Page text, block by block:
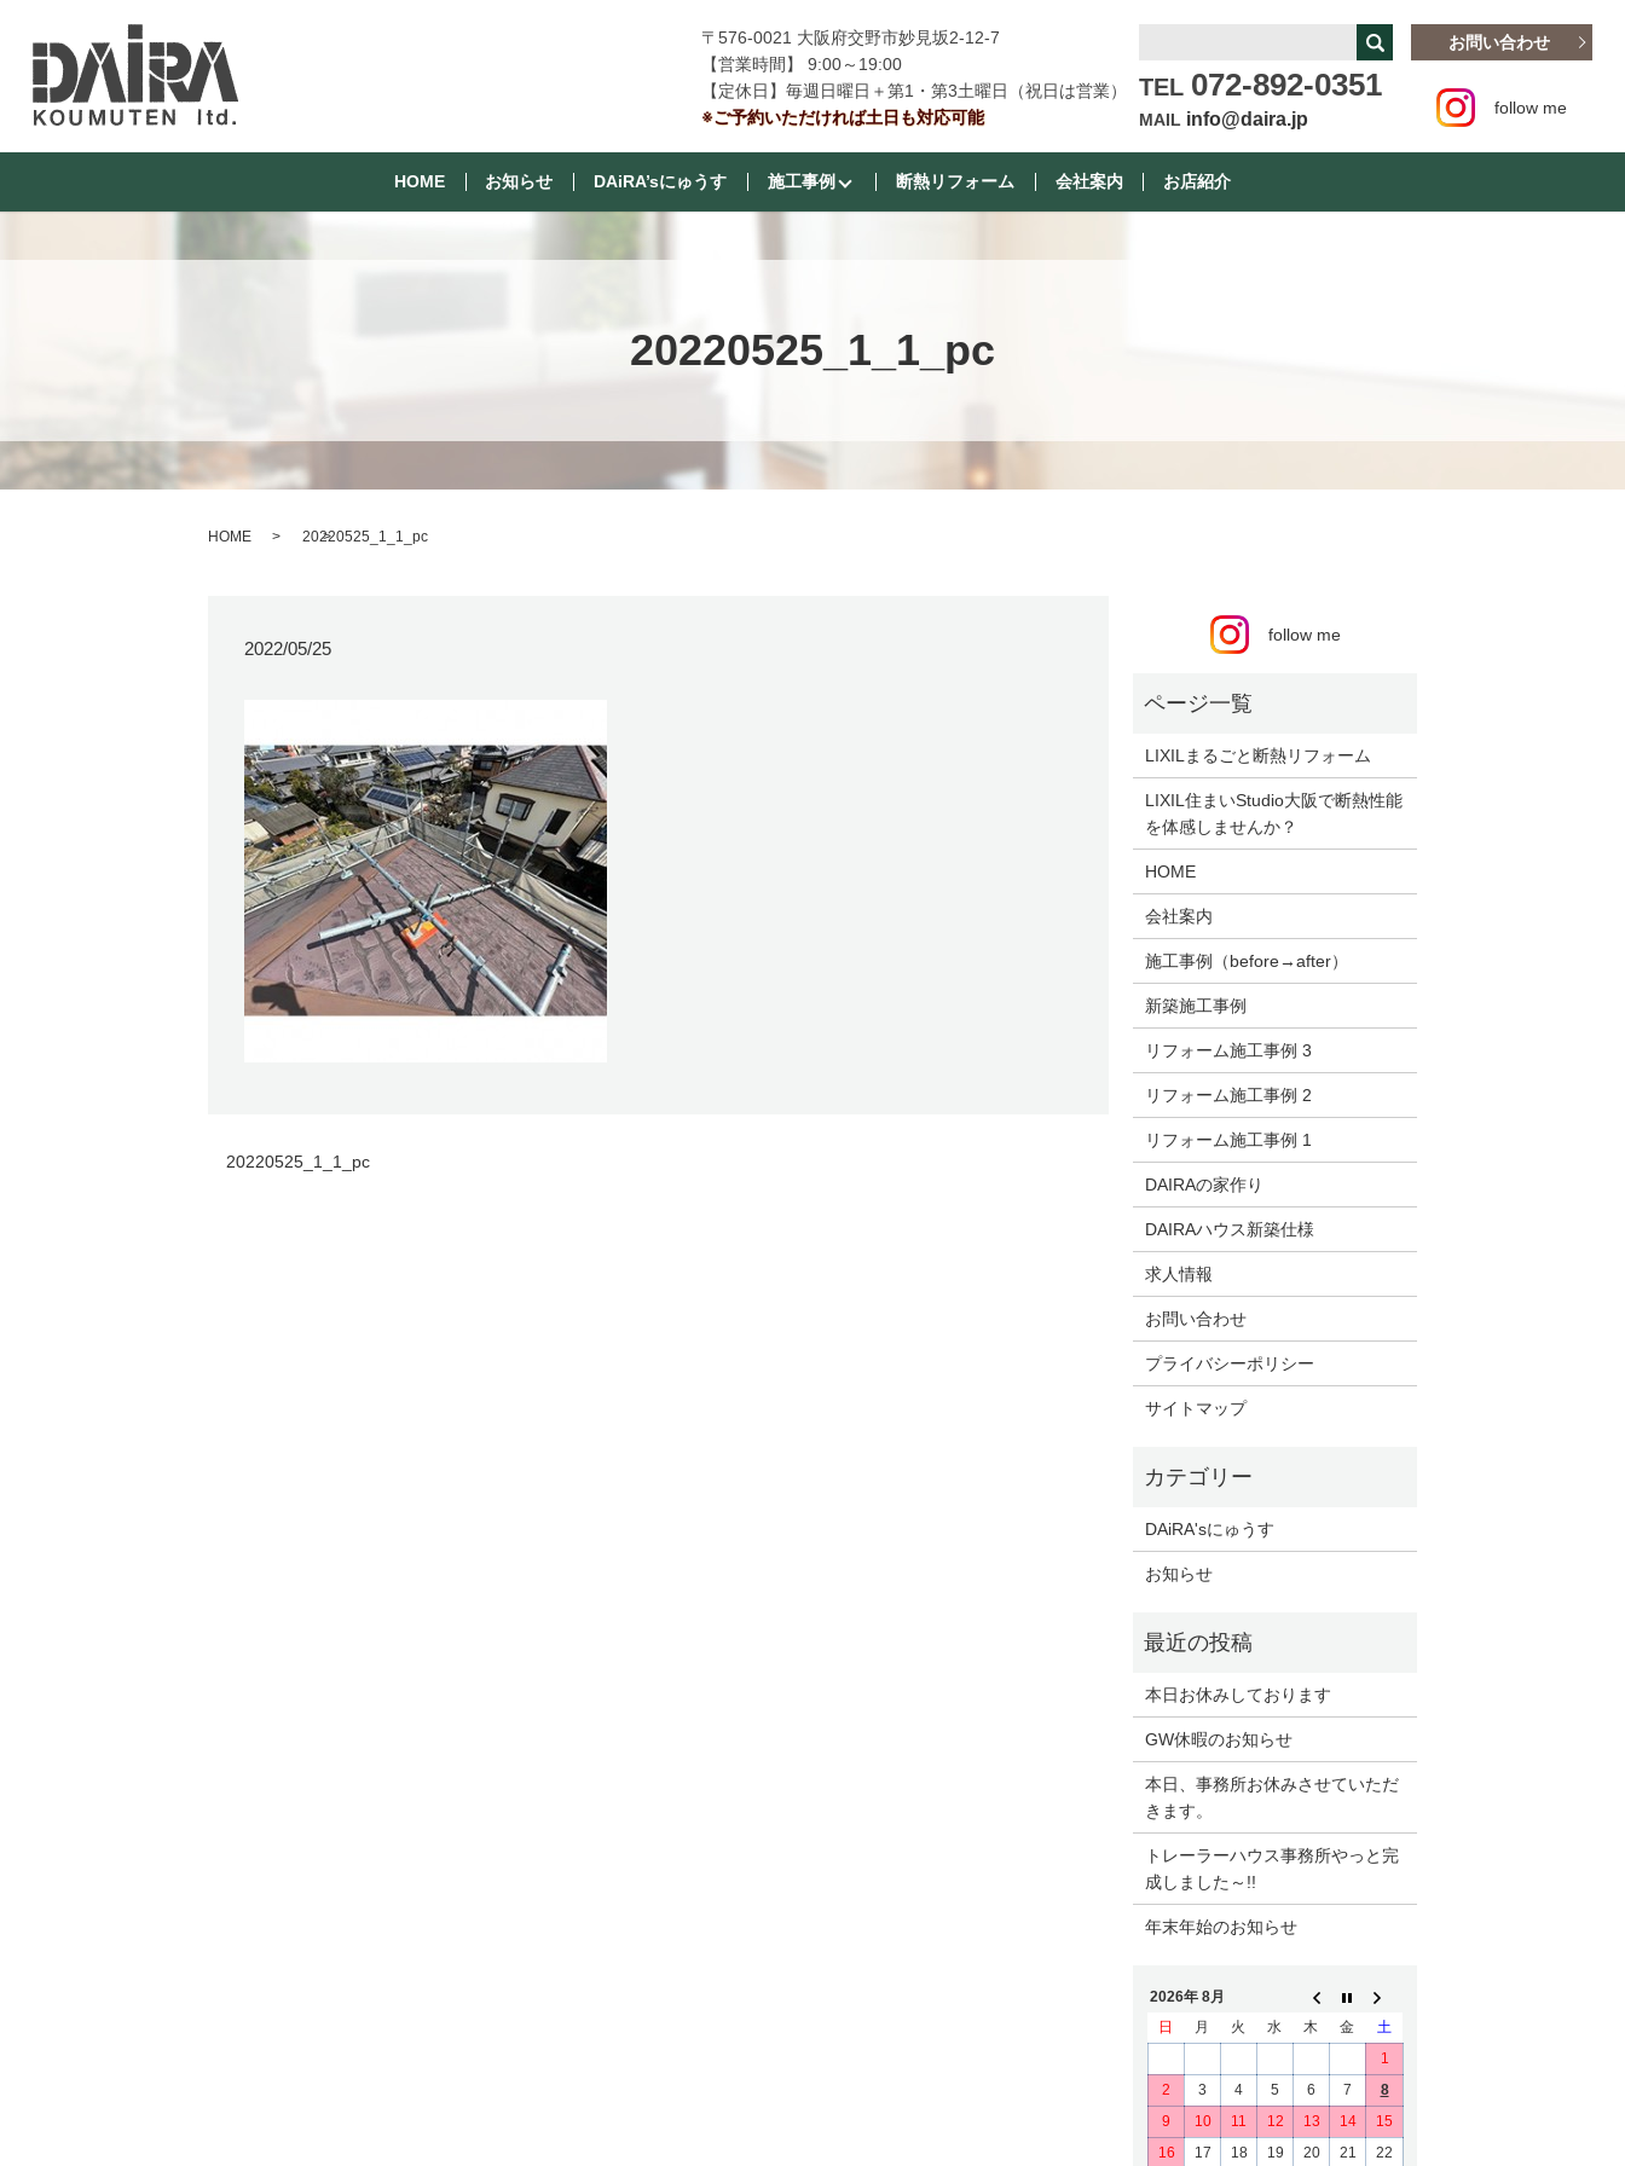
〒576-0021 大阪府交野市妙見坂2-12-7
【営業時間】 9:00～19:00
【定休日】毎週日曜日＋第1・第3土曜日（祝日は営業）
※ご予約いただければ土日も対応可能
TEL 072-892-0351
MAIL info@daira.jp
お問い合わせ
follow me
HOME お知らせ DAiRA’sにゅうす 施工事例 断熱リフォーム 会社案内 お店紹介
20220525_1_1_pc
HOME 20220525_1_1_pc
2022/05/25
20220525_1_1_pc
follow me
LIXILまるごと断熱リフォーム
LIXIL住まいStudio大阪で断熱性能
を体感しませんか？
HOME
会社案内
施工事例（before→after）
新築施工事例
リフォーム施工事例 3
リフォーム施工事例 2
リフォーム施工事例 1
DAIRAの家作り
DAIRAハウス新築仕様
求人情報
お問い合わせ
プライバシーポリシー
サイトマップ
DAiRA'sにゅうす
お知らせ
本日お休みしております
GW休暇のお知らせ
本日、事務所お休みさせていただ
きます。
トレーラーハウス事務所やっと完
成しました～!!
年末年始のお知らせ
2026年 8月
日
月 火 水 木 金
土
1
2
3 4 5 6 7
8
9
10 11 12 13 14
15
16
17 18 19 20 21 22